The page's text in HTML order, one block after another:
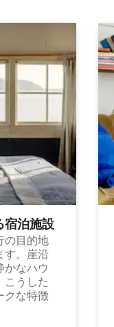
宿⁠泊施⁠設
の目的地
す。崖沿
かなハウ
こうした
クな特徴